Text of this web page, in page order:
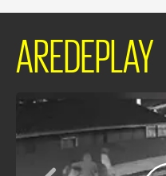
AREDEPLAY